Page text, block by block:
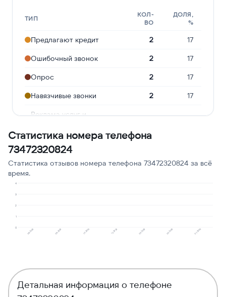
ТИП
КОЛ-
ВО
ДОЛЯ,
%
Предлагают кредит 2 17
Ошибочный звонок 2 17
Опрос 2 17
Навязчивые звонки 2 17
Реклама услуг и
Молчат в трубке 1 8
Статистика номера телефона
73472320824
Статистика отзывов номера телефона 73472320824 за всё
время.
0
1
2
3
4
08.2025 09.2025 10.2025 12.2025 03.2026 05.2026 07.2026
Детальная информация о телефоне